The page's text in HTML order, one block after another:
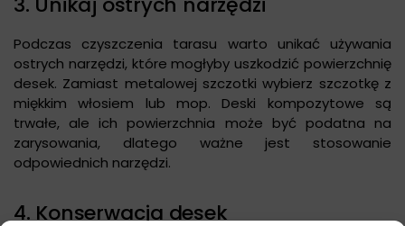
Podczas czyszczenia tarasu warto unikać używania
ostrych narzędzi, które mogłyby uszkodzić powierzchnię
desek. Zamiast metalowej szczotki wybierz szczotkę z
miękkim włosiem lub mop. Deski kompozytowe są
trwałe, ale ich powierzchnia może być podatna na
zarysowania, dlatego ważne jest stosowanie
odpowiednich narzędzi.
4. Konserwacja desek